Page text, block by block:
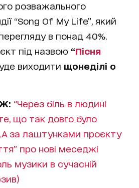
розважального
“Song Of My Life”, який
в понад 40%.
під назвою “Пісня
виходити щонеділі о
“Через біль в людині
що так довго було
за лаштунками проєкту
про нові меседжі
музики в сучасній